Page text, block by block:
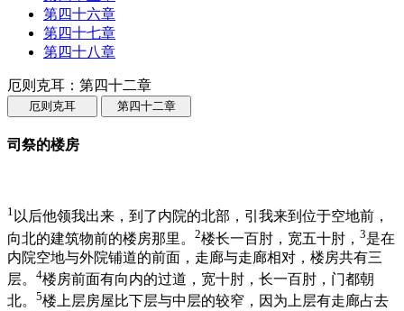
第四十六章
第四十七章
第四十八章
厄则克耳：第四十二章
厄则克耳 第四十二章
司祭的楼房
1以后他领我出来，到了内院的北部，引我来到位于空地前，
向北的建筑物前的楼房那里。 2楼长一百肘，宽五十肘， 3是在
内院空地与外院铺道的前面，走廊与走廊相对，楼房共有三
层。 4楼房前面有向内的过道，宽十肘，长一百肘，门都朝
北。 5楼上层房屋比下层与中层的较窄，因为上层有走廊占去